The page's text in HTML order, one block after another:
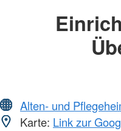
Alten- und
Karte: Link zur